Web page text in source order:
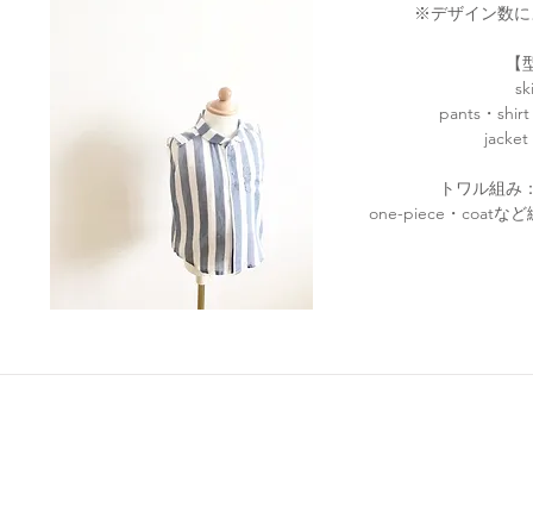
※デザイン数
pants・
jacket
トワル組み
one-piece・coatなど